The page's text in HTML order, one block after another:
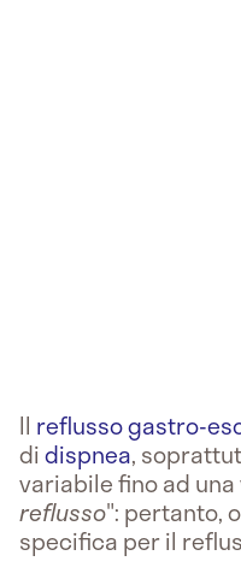
Il reflusso gastro-
didispnea,
variabile fino ad
reflusso": pertanto,
specifica per il